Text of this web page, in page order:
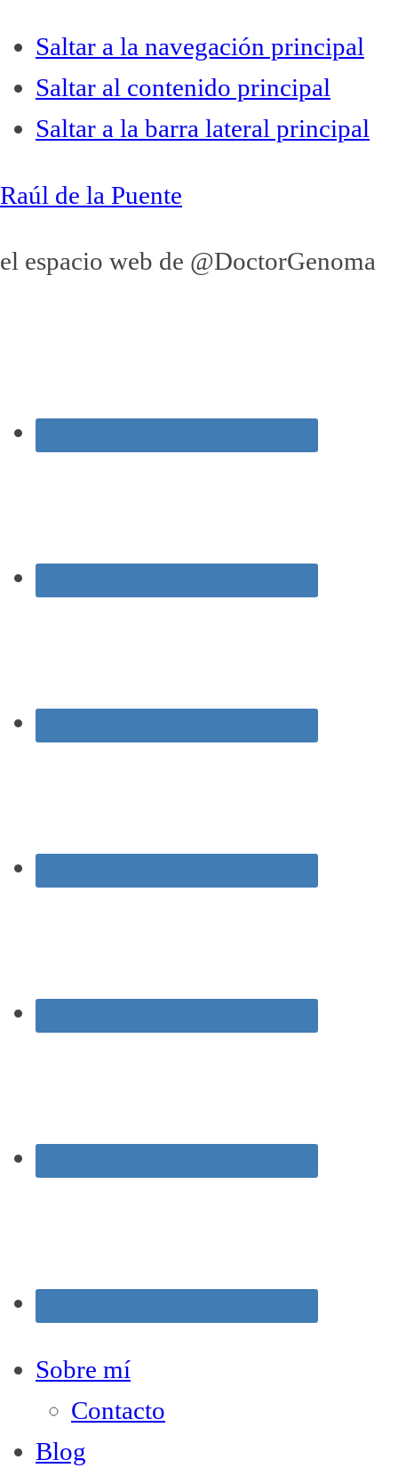
Saltar a la navegación principal
Saltar al contenido principal
Saltar a la barra lateral principal
Raúl de la Puente
el espacio web de @DoctorGenoma
Sobre mí
Contacto
Blog